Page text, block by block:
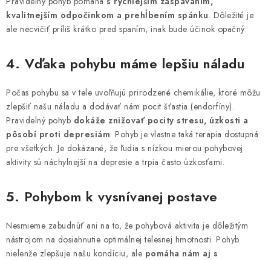
kvalitnejším odpočinkom a prehĺbením spánku. Dôležité je
ale necvičiť príliš krátko pred spaním, inak bude účinok opačný.
4. Vďaka pohybu máme lepšiu náladu
Počas pohybu sa v tele uvoľňujú prirodzené chemikálie, ktoré môžu
zlepšiť našu náladu a dodávať nám pocit šťastia (endorfíny).
Pravidelný pohyb dokáže znižovať pocity stresu, úzkosti a
pôsobí proti depresiám. Pohyb je vlastne taká terapia dostupná
pre všetkých. Je dokázané, že ľudia s nízkou mierou pohybovej
aktivity sú náchylnejší na depresie a trpia často úzkosťami.
5. Pohybom k vysnívanej postave
Nesmieme zabudnúť ani na to, že pohybová aktivita je dôležitým
nástrojom na dosiahnutie optimálnej telesnej hmotnosti. Pohyb
nielenže zlepšuje našu kondíciu, ale pomáha nám aj s